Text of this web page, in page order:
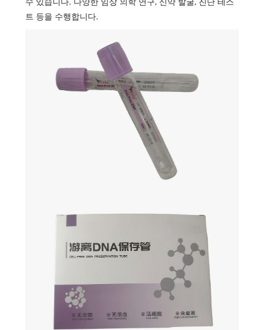
트 등을 수행합니다.